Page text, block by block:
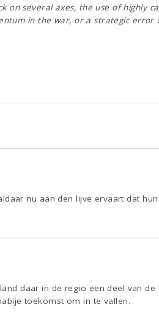
on several axes, the use of highly
in the war, or a strategic error
nu aan den lijve ervaart dat
daar in de regio een deel van
toekomst om in te vallen.